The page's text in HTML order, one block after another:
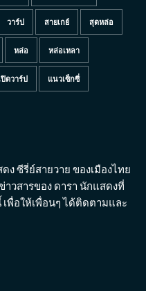
วาร์ป สายเกย์ สุดหล่อ
หล่อ หล่อเหลา
ปิดวาร์ป แนวเซ็กซี่
ง ซีรี่ย์สายวาย ของเมืองไทย
วสารของ ดารา นักแสดงที่
พื่อให้เพื่อนๆ ได้ติดตามและ